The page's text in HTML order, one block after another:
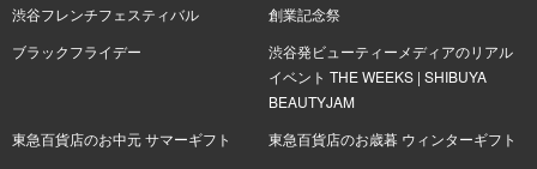
渋谷フレンチフェスティバル
創業記念祭
ブラックフライデー
渋谷発ビューティーメディアのリアル
イベント THE WEEKS | SHIBUYA
BEAUTYJAM
東急百貨店のお中元 サマーギフト
東急百貨店のお歳暮 ウィンターギフト